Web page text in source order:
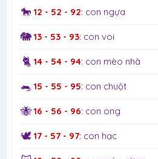
🐎 12 - 52 - 92: con ngựa
🐘13 - 53 - 93: con voi
🐈 14 - 54 - 94: con mèo nhà
🐀 15 - 55 - 95: con chuột
🐝16 - 56 - 96: con ong
🕊️17 - 57 - 97: con hạc